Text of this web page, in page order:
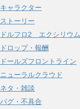
キャラクター
ストーリー
ドルフロ2 エクシリウム
ドロップ・報酬
ドールズフロントライン
ニューラルクラウド
ネタ・雑談
バグ・不具合